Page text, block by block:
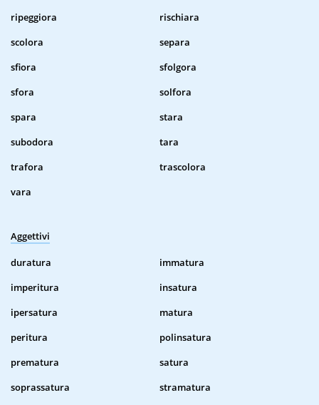
ripeggiora
rischiara
scolora
separa
sfiora
sfolgora
sfora
solfora
spara
stara
subodora
tara
trafora
trascolora
vara
Aggettivi
duratura
immatura
imperitura
insatura
ipersatura
matura
peritura
polinsatura
prematura
satura
soprassatura
stramatura